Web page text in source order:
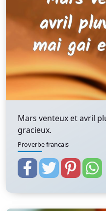
Mars venteux et avril
gracieux.
Proverbe francais